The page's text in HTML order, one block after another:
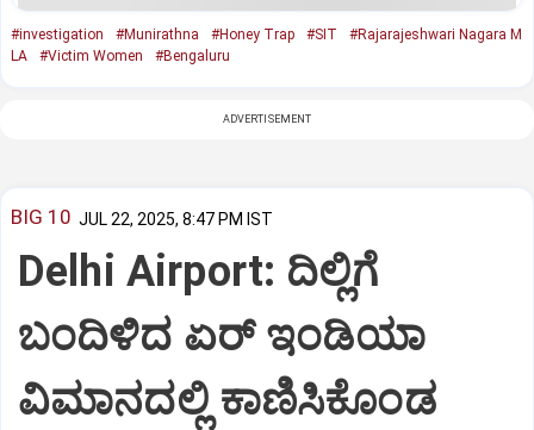
#investigation #Munirathna #Honey Trap #SIT
#Rajarajeshwari Nagara M
LA
#Victim Women #Bengaluru
ADVERTISEMENT
BIG 10 JUL 22, 2025, 8:47 PM IST
Delhi Airport: ದಿಲ್ಲಿಗೆ
ಬಂದಿಳಿದ ಏರ್‌ ಇಂಡಿಯಾ
ವಿಮಾನದಲ್ಲಿ ಕಾಣಿಸಿಕೊಂಡ